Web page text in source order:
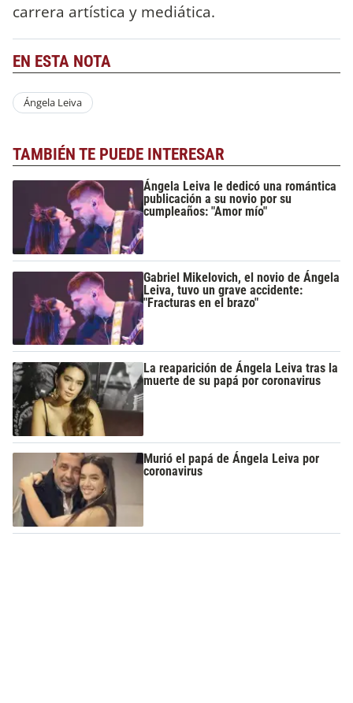
carrera artística y mediática.
EN ESTA NOTA
Ángela Leiva
TAMBIÉN TE PUEDE INTERESAR
Ángela Leiva le dedicó una romántica
publicación a su novio por su
cumpleaños: "Amor mío"
Gabriel Mikelovich, el novio de Ángela
Leiva, tuvo un grave accidente:
"Fracturas en el brazo"
La reaparición de Ángela Leiva tras la
muerte de su papá por coronavirus
Murió el papá de Ángela Leiva por
coronavirus